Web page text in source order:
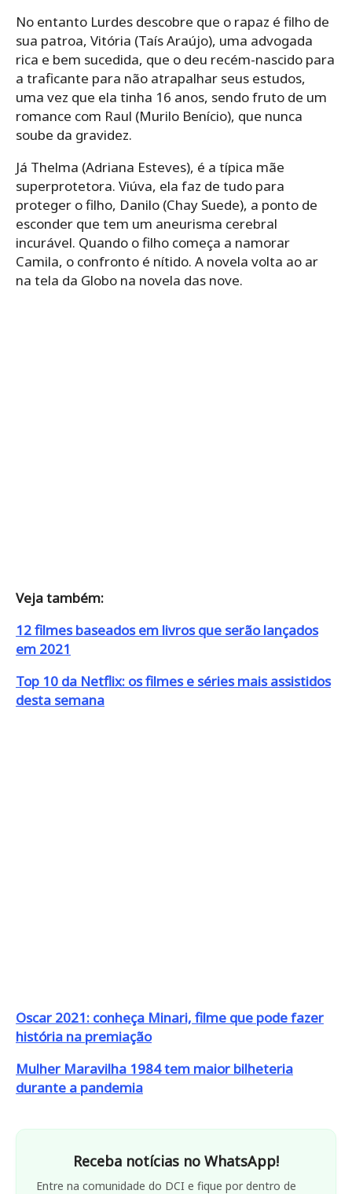
No entanto Lurdes descobre que o rapaz é filho de
sua patroa, Vitória (Taís Araújo), uma advogada
rica e bem sucedida, que o deu recém-nascido para
a traficante para não atrapalhar seus estudos,
uma vez que ela tinha 16 anos, sendo fruto de um
romance com Raul (Murilo Benício), que nunca
soube da gravidez.
Já Thelma (Adriana Esteves), é a típica mãe
superprotetora. Viúva, ela faz de tudo para
proteger o filho, Danilo (Chay Suede), a ponto de
esconder que tem um aneurisma cerebral
incurável. Quando o filho começa a namorar
Camila, o confronto é nítido. A novela volta ao ar
na tela da Globo na novela das nove.
Veja também:
12 filmes baseados em livros que serão lançados
em 2021
Top 10 da Netflix: os filmes e séries mais assistidos
desta semana
Oscar 2021: conheça Minari, filme que pode fazer
história na premiação
Mulher Maravilha 1984 tem maior bilheteria
durante a pandemia
Receba notícias no WhatsApp!
Entre na comunidade do DCI e fique por dentro de